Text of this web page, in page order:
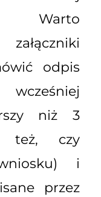
odpis
niż 3
też, czy
i
przez